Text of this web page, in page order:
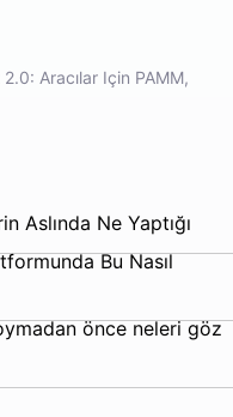
Aracılar Için PAMM,
Aslında Ne Yaptığı
Bu Nasıl
önce neleri göz